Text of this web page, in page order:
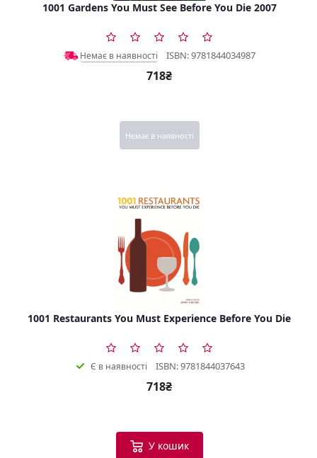
1001 Gardens You Must See Before You Die 2007
Немає в наявності ISBN: 9781844034987
718₴
Немає в наявності
1001 Restaurants You Must Experience Before You Die
Є в наявності ISBN: 9781844037643
718₴
У кошик